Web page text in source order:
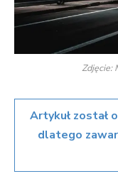
Zdjęcie:
Artykuł został
dlatego